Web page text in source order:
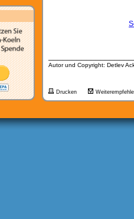
Autor und Copyright: Detlev
Drucken